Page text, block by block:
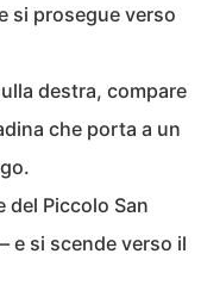
si prosegue verso
destra, compare
che porta a un
del Piccolo San
e si scende verso il